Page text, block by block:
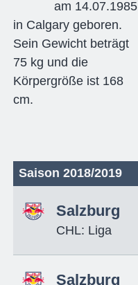
am 14.07.1985
in Calgary geboren.
Sein Gewicht beträgt
75 kg und die
Körpergröße ist 168
cm.
Saison 2018/2019
Salzburg
CHL: Liga
Salzburg